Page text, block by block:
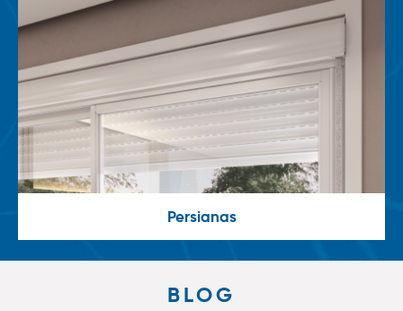
Persianas
BLOG